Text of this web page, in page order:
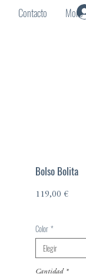
Contacto More
Bolso Bolita
119,00 €Precio
Color *
Elegir
Cantidad *